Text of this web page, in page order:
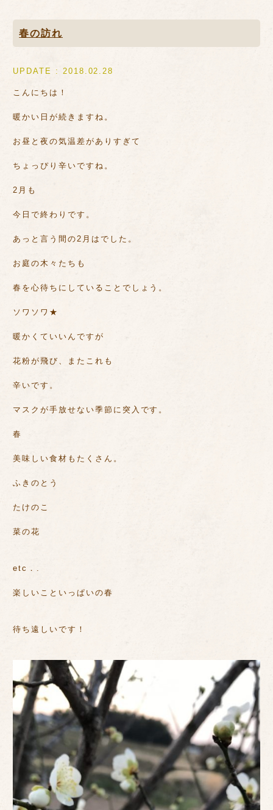
春の訪れ
UPDATE : 2018.02.28
こんにちは！
暖かい日が続きますね。
お昼と夜の気温差がありすぎて
ちょっぴり辛いですね。
2月も
今日で終わりです。
あっと言う間の2月はでした。
お庭の木々たちも
春を心待ちにしていることでしょう。
ソワソワ★
暖かくていいんですが
花粉が飛び、またこれも
辛いです。
マスクが手放せない季節に突入です。
春
美味しい食材もたくさん。
ふきのとう
たけのこ
菜の花
etc．.
楽しいこといっぱいの春
待ち遠しいです！